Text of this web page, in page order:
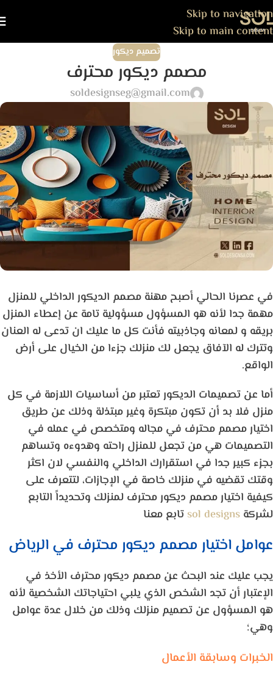
Skip to navigation
Skip to main content
تصميم ديكور
مصمم ديكور محترف
soldesignseg@gmail.com
في عصرنا الحالي أصبح مهنة مصمم الديكور الداخلي للمنزل
مهمة جدا لأنه هو المسؤول مسؤولية تامة عن إعطاء المنزل
بريقه و لمعانه وجاذبيته فأنت كل ما عليك ان تدعى له العنان
وتترك له الآفاق يجعل لك منزلك جزءا من الخيال على أرض
الواقع.
أما عن تصميمات الديكور تعتبر من أساسيات اللازمة في كل
منزل فلا بد أن تكون مبتكرة وغير مبتذلة وذلك عن طريق
اختيار مصمم محترف في مجاله ومتخصص في عمله في
التصميمات هي من تجعل للمنزل راحته وهدوءه وتساهم
بجزء كبير جدا في استقرارك الداخلي والنفسي لان اكثر
وقتك تقضيه في منزلك خاصة في الإجازات، لتتعرف على
كيفية اختيار مصمم ديكور محترف لمنزلك وتحديداً التابع
لشركة sol designs تابع معنا
عوامل اختيار مصمم ديكور محترف في الرياض
يجب عليك عند البحث عن مصمم ديكور محترف الأخذ في
الإعتبار أن تجد الشخص الذي يلبي احتياجاتك الشخصية لأنه
هو المسؤول عن تصميم منزلك وذلك من خلال عدة عوامل
وهي؛
الخبرات وسابقة الأعمال